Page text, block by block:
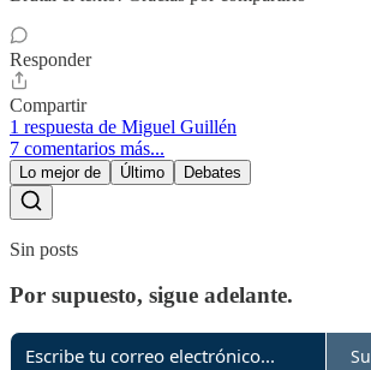
Responder
Compartir
1 respuesta de Miguel Guillén
7 comentarios más...
Lo mejor de Último Debates
Sin posts
Por supuesto, sigue adelante.